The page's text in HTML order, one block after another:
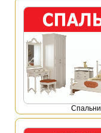
Спальни